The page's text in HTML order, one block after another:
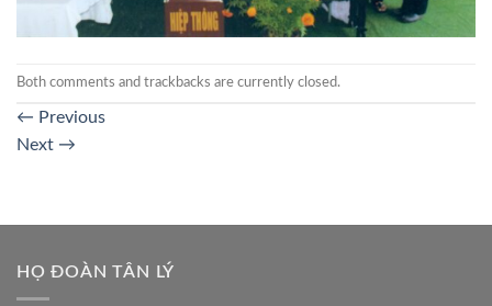
Both comments and trackbacks are currently closed.
← Previous
Next →
HỌ ĐOÀN TÂN LÝ